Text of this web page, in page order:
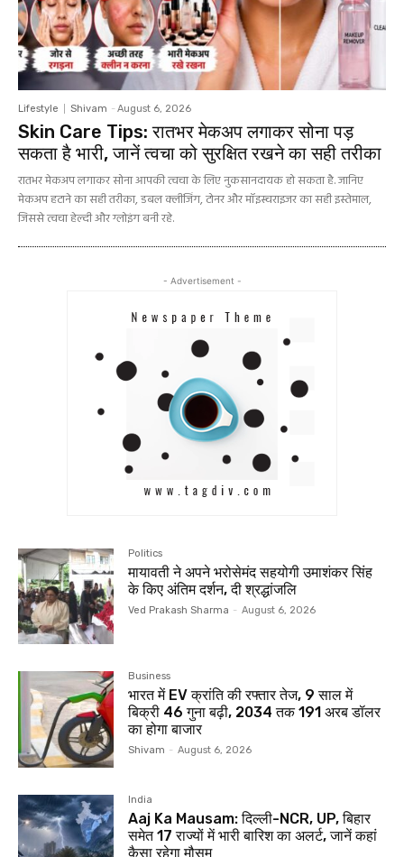
Lifestyle Shivam - August 6, 2026
Skin Care Tips: रातभर मेकअप लगाकर सोना पड़
सकता है भारी, जानें त्वचा को सुरक्षित रखने का सही तरीका
रातभर मेकअप लगाकर सोना आपकी त्वचा के लिए नुकसानदायक हो सकता है. जानिए
मेकअप हटाने का सही तरीका, डबल क्लींजिंग, टोनर और मॉइस्चराइजर का सही इस्तेमाल,
जिससे त्वचा हेल्दी और ग्लोइंग बनी रहे.
- Advertisement -
Politics
मायावती ने अपने भरोसेमंद सहयोगी उमाशंकर सिंह
के किए अंतिम दर्शन, दी श्रद्धांजलि
Ved Prakash Sharma - August 6, 2026
Business
भारत में EV क्रांति की रफ्तार तेज, 9 साल में
बिक्री 46 गुना बढ़ी, 2034 तक 191 अरब डॉलर
का होगा बाजार
Shivam - August 6, 2026
India
Aaj Ka Mausam: दिल्ली-NCR, UP, बिहार
समेत 17 राज्यों में भारी बारिश का अलर्ट, जानें कहां
कैसा रहेगा मौसम